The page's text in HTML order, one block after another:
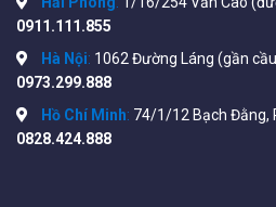
Bảo hành: 12 tháng
Thông số kĩ thuật của sản
https://cbl.vn/nha-san-xuat/
0911.111.855
Hà Nội: 1062 Đường Láng (gần
0973.299.888
Hồ Chí Minh: 74/1/12 Bạch Đằng,
0828.424.888